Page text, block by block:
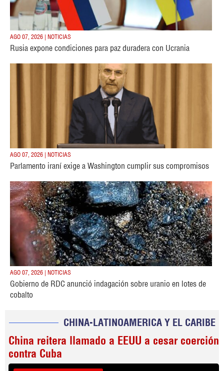
AGO 07, 2026 | NOTICIAS
Rusia expone condiciones para paz duradera con Ucrania
AGO 07, 2026 | NOTICIAS
Parlamento iraní exige a Washington cumplir sus compromisos
AGO 07, 2026 | NOTICIAS
Gobierno de RDC anunció indagación sobre uranio en lotes de
cobalto
CHINA-LATINOAMERICA Y EL CARIBE
China reitera llamado a EEUU a cesar coerción
contra Cuba